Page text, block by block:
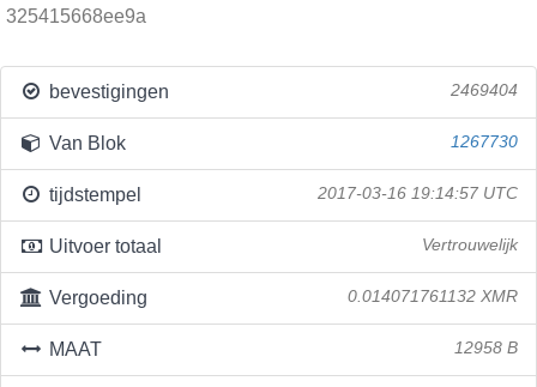
325415668ee9a
bevestigingen 2469404
Van Blok 1267730
tijdstempel 2017-03-16 19:14:57 UTC
Uitvoer totaal Vertrouwelijk
Vergoeding 0.014071761132 XMR
MAAT 12958 B